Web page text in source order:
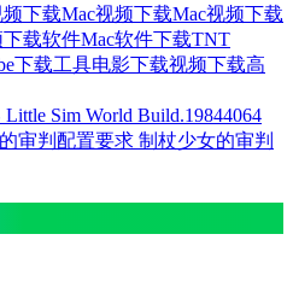
下载Mac视频下载Mac视频下载
下载软件Mac软件下载TNT
下载工具电影下载视频下载高
Sim World Build.19844064
审判配置要求 制杖少女的审判